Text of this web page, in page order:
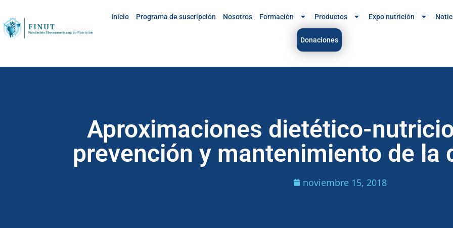
Inicio Programa de suscripción Nosotros Formación Productos Expo nutrición
Donaciones
Aproximaciones dietético-
prevención y mantenimiento de la
noviembre 15, 2018